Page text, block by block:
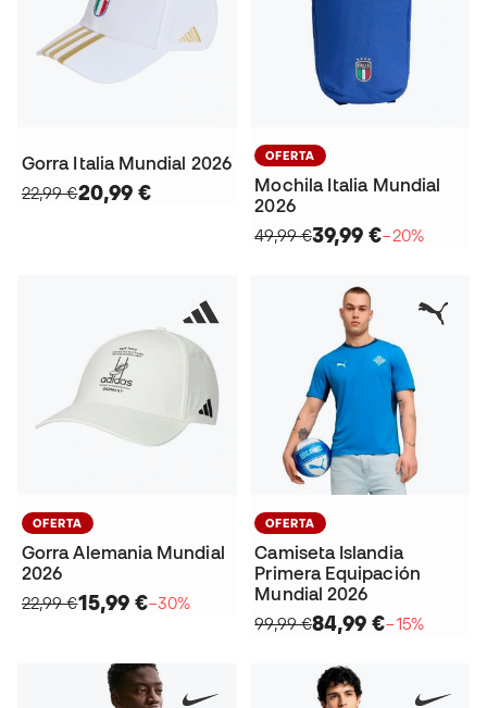
Gorra Italia Mundial 2026
22,99 €20,99 €
OFERTA
Mochila Italia Mundial
2026
49,99 €39,99 €−20%
OFERTA
Gorra Alemania Mundial
2026
22,99 €15,99 €−30%
OFERTA
Camiseta Islandia
Primera Equipación
Mundial 2026
99,99 €84,99 €−15%